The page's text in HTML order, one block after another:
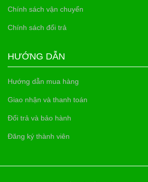
Chính sách vận chuyển
Chính sách đổi trả
HƯỚNG DẪN
Hướng dẫn mua hàng
Giao nhận và thanh toán
Đổi trả và bảo hành
Đăng ký thành viên